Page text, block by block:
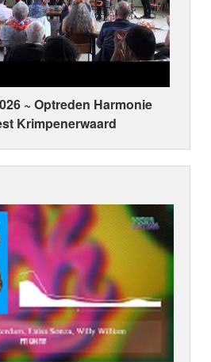
~ Optreden Harmonie
Krimpenerwaard